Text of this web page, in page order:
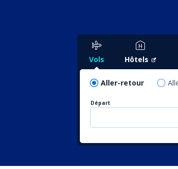
Vols Hôtels
Aller-retour
Départ